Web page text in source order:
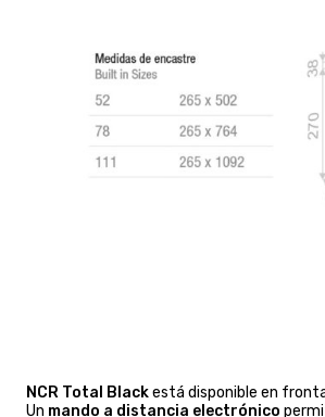
NCR Total Blackestá disponible en
Un mando a distancia electrónico